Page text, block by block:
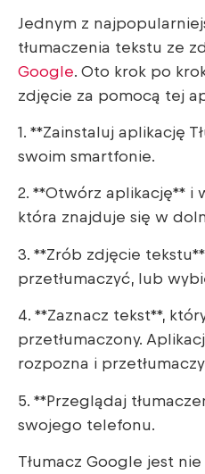
Jednym z
tłumaczenia tekstu ze
Google. Oto krok po
zdjęcie za pomocą tej
1. **Zainstaluj aplikację
swoim smartfonie.
2. **Otwórz aplikację** i
która znajduje się w
3. **Zrób zdjęcie
przetłumaczyć, lub
4. **Zaznacz tekst**,
przetłumaczony.
rozpozna i
5. **Przeglądaj
swojego telefonu.
Tłumacz Google jest